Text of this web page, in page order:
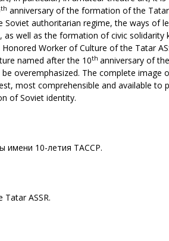
th anniversary of the formation of the Tatar
Soviet authoritarian regime, the ways of
well as the formation of civic solidarity
Worker of Culture of the Tatar
named after the 10th anniversary of
overemphasized. The complete image
most comprehensible and available to
of Soviet identity.
имени 10-летия ТАССР.
ASSR.